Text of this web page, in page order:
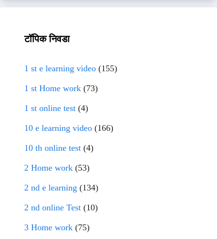
टॉपिक निवडा
1 st e learning video (155)
1 st Home work (73)
1 st online test (4)
10 e learning video (166)
10 th online test (4)
2 Home work (53)
2 nd e learning (134)
2 nd online Test (10)
3 Home work (75)